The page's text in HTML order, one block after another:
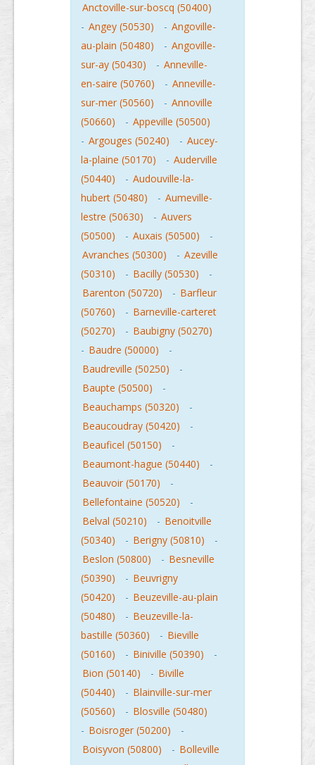
Anctoville-sur-boscq (50400)
- Angey (50530) - Angoville-
au-plain (50480)
- Angoville-
sur-ay (50430)
- Anneville-
en-saire (50760)
- Anneville-
sur-mer (50560)
- Annoville
(50660)
- Appeville (50500)
- Argouges (50240) - Aucey-
la-plaine (50170)
- Auderville
(50440)
- Audouville-la-
hubert (50480)
- Aumeville-
lestre (50630)
- Auvers
(50500)
- Auxais (50500)
-
Avranches (50300)
- Azeville
(50310)
- Bacilly (50530)
-
Barenton (50720)
- Barfleur
(50760)
- Barneville-carteret
(50270)
- Baubigny (50270)
- Baudre (50000)
-
Baudreville (50250)
-
Baupte (50500)
-
Beauchamps (50320)
-
Beaucoudray (50420)
-
Beauficel (50150)
-
Beaumont-hague (50440)
-
Beauvoir (50170)
-
Bellefontaine (50520)
-
Belval (50210)
- Benoitville
(50340)
- Berigny (50810)
-
Beslon (50800)
- Besneville
(50390)
- Beuvrigny
(50420)
- Beuzeville-au-plain
(50480)
- Beuzeville-la-
bastille (50360)
- Bieville
(50160)
- Biniville (50390)
-
Bion (50140)
- Biville
(50440)
- Blainville-sur-mer
(50560)
- Blosville (50480)
- Boisroger (50200)
-
Boisyvon (50800)
- Bolleville